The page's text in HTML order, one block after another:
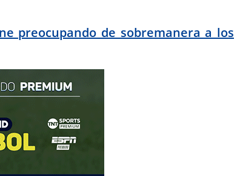
preocupando de sobremanera a los